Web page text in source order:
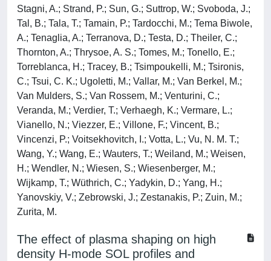
Stagni, A.; Strand, P.; Sun, G.; Suttrop, W.; Svoboda, J.;
Tal, B.; Tala, T.; Tamain, P.; Tardocchi, M.; Tema Biwole,
A.; Tenaglia, A.; Terranova, D.; Testa, D.; Theiler, C.;
Thornton, A.; Thrysoe, A. S.; Tomes, M.; Tonello, E.;
Torreblanca, H.; Tracey, B.; Tsimpoukelli, M.; Tsironis,
C.; Tsui, C. K.; Ugoletti, M.; Vallar, M.; Van Berkel, M.;
Van Mulders, S.; Van Rossem, M.; Venturini, C.;
Veranda, M.; Verdier, T.; Verhaegh, K.; Vermare, L.;
Vianello, N.; Viezzer, E.; Villone, F.; Vincent, B.;
Vincenzi, P.; Voitsekhovitch, I.; Votta, L.; Vu, N. M. T.;
Wang, Y.; Wang, E.; Wauters, T.; Weiland, M.; Weisen,
H.; Wendler, N.; Wiesen, S.; Wiesenberger, M.;
Wijkamp, T.; Wüthrich, C.; Yadykin, D.; Yang, H.;
Yanovskiy, V.; Zebrowski, J.; Zestanakis, P.; Zuin, M.;
Zurita, M.
The effect of plasma shaping on high
density H-mode SOL profiles and